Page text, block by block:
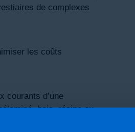
de complexes
les coûts
courants d’une
bois, résine ou
100 %